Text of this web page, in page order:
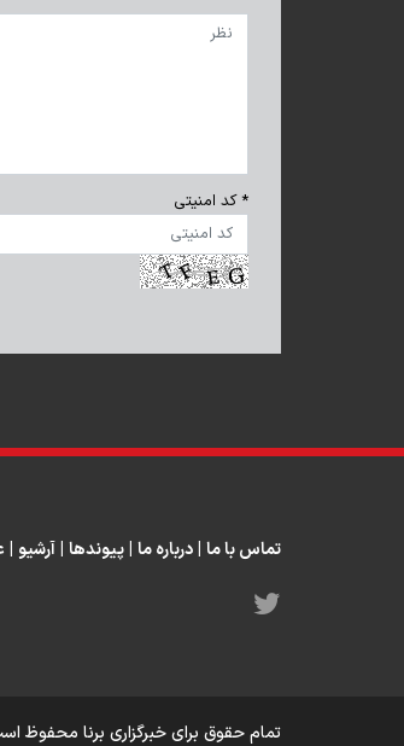
* کد امنیتی
تماس با ما درباره ما پیوندها آرشیو
تمام حقوق برای خبرگزاری برنا محفوظ